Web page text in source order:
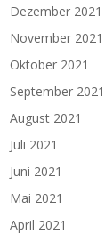
Dezember 2021
November 2021
Oktober 2021
September 2021
August 2021
Juli 2021
Juni 2021
Mai 2021
April 2021